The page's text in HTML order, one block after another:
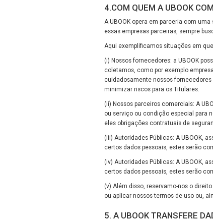
4.COM QUEM A UBOOK
A UBOOK opera em parceria com
essas empresas parceiras, sempre
Aqui exemplificamos situações em
(i) Nossos fornecedores: a UBOOK
coletamos, como por exemplo
cuidadosamente nossos
minimizar riscos para os Titulares.
(ii) Nossos parceiros comerciais: A
ou serviço ou condição especial para
eles obrigações contratuais de
(iii) Autoridades Públicas: A UBOOK,
certos dados pessoais, estes serão
(iv) Autoridades Públicas: A UBOOK,
certos dados pessoais, estes serão
(v) Além disso, reservamo-nos o
ou aplicar nossos termos de uso ou,
5. A UBOOK TRANSFERE